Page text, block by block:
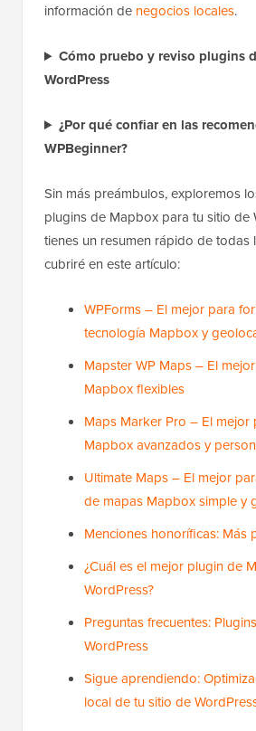
información de negocios locales.
Cómo pruebo y reviso plugins
WordPress
¿Por qué confiar en las
WPBeginner?
Sin más preámbulos, exploremos
plugins de Mapbox para tu sitio de
tienes un resumen rápido de todas
cubriré en este artículo:
WPForms – El mejor para
tecnología Mapbox y
Mapster WP Maps – El
Mapbox flexibles
Maps Marker Pro – El mejor
Mapbox avanzados y
Ultimate Maps – El mejor
de mapas Mapbox simple y
Menciones honoríficas: Más
¿Cuál es el mejor plugin de
WordPress?
Preguntas frecuentes:
WordPress
Sigue aprendiendo:
local de tu sitio de